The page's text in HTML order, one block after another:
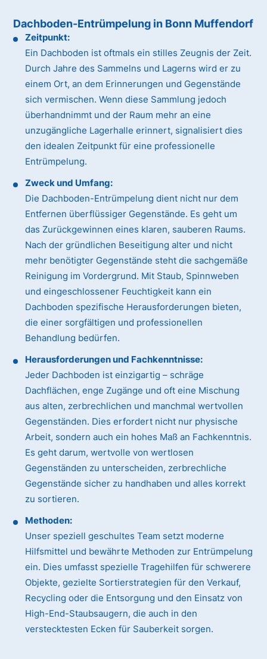
Dachboden-Entrümpelung in Bonn Muffendorf
Zeitpunkt:
Ein Dachboden ist oftmals ein stilles Zeugnis der Zeit.
Durch Jahre des Sammelns und Lagerns wird er zu
einem Ort, an dem Erinnerungen und Gegenstände
sich vermischen. Wenn diese Sammlung jedoch
überhandnimmt und der Raum mehr an eine
unzugängliche Lagerhalle erinnert, signalisiert dies
den idealen Zeitpunkt für eine professionelle
Entrümpelung.
Zweck und Umfang:
Die Dachboden-Entrümpelung dient nicht nur dem
Entfernen überflüssiger Gegenstände. Es geht um
das Zurückgewinnen eines klaren, sauberen Raums.
Nach der gründlichen Beseitigung alter und nicht
mehr benötigter Gegenstände steht die sachgemäße
Reinigung im Vordergrund. Mit Staub, Spinnweben
und eingeschlossener Feuchtigkeit kann ein
Dachboden spezifische Herausforderungen bieten,
die einer sorgfältigen und professionellen
Behandlung bedürfen.
Herausforderungen und Fachkenntnisse:
Jeder Dachboden ist einzigartig – schräge
Dachflächen, enge Zugänge und oft eine Mischung
aus alten, zerbrechlichen und manchmal wertvollen
Gegenständen. Dies erfordert nicht nur physische
Arbeit, sondern auch ein hohes Maß an Fachkenntnis.
Es geht darum, wertvolle von wertlosen
Gegenständen zu unterscheiden, zerbrechliche
Gegenstände sicher zu handhaben und alles korrekt
zu sortieren.
Methoden:
Unser speziell geschultes Team setzt moderne
Hilfsmittel und bewährte Methoden zur Entrümpelung
ein. Dies umfasst spezielle Tragehilfen für schwerere
Objekte, gezielte Sortierstrategien für den Verkauf,
Recycling oder die Entsorgung und den Einsatz von
High-End-Staubsaugern, die auch in den
verstecktesten Ecken für Sauberkeit sorgen.